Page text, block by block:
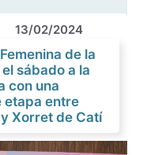
13/02/2024
de la
sábado a la
con una
etapa entre
Xorret de Catí